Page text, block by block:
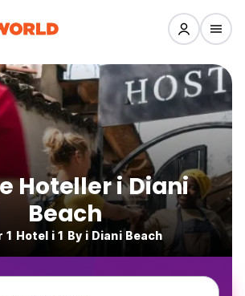
Hoteller i Diani
Beach
1 Hotel i 1 By i Diani Beach